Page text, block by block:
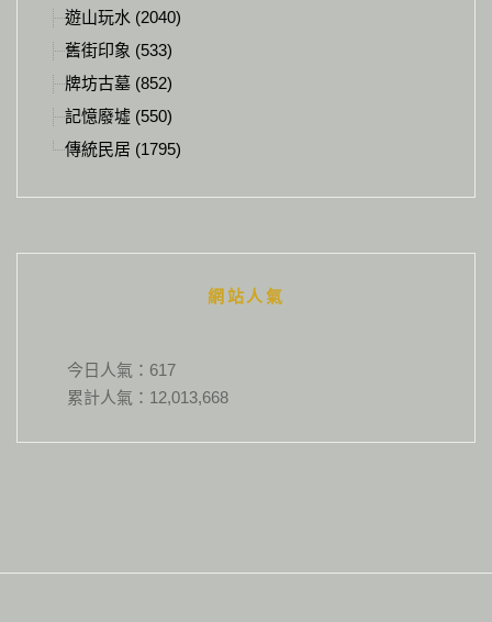
遊山玩水 (2040)
舊街印象 (533)
牌坊古墓 (852)
記憶廢墟 (550)
傳統民居 (1795)
網站人氣
今日人氣： 617
累計人氣： 12,013,668